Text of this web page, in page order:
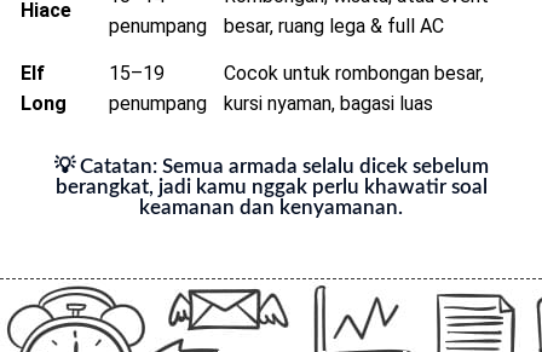
Hiace
penumpang
besar, ruang lega & full AC
Elf
Long
15–19
penumpang
Cocok untuk rombongan besar,
kursi nyaman, bagasi luas
💡 Catatan: Semua armada selalu dicek sebelum
berangkat, jadi kamu nggak perlu khawatir soal
keamanan dan kenyamanan.